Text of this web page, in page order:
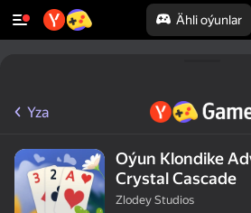
Ähli oýunlar
Yza
Oýun Klondike
Crystal Cascade
Zlodey Studios